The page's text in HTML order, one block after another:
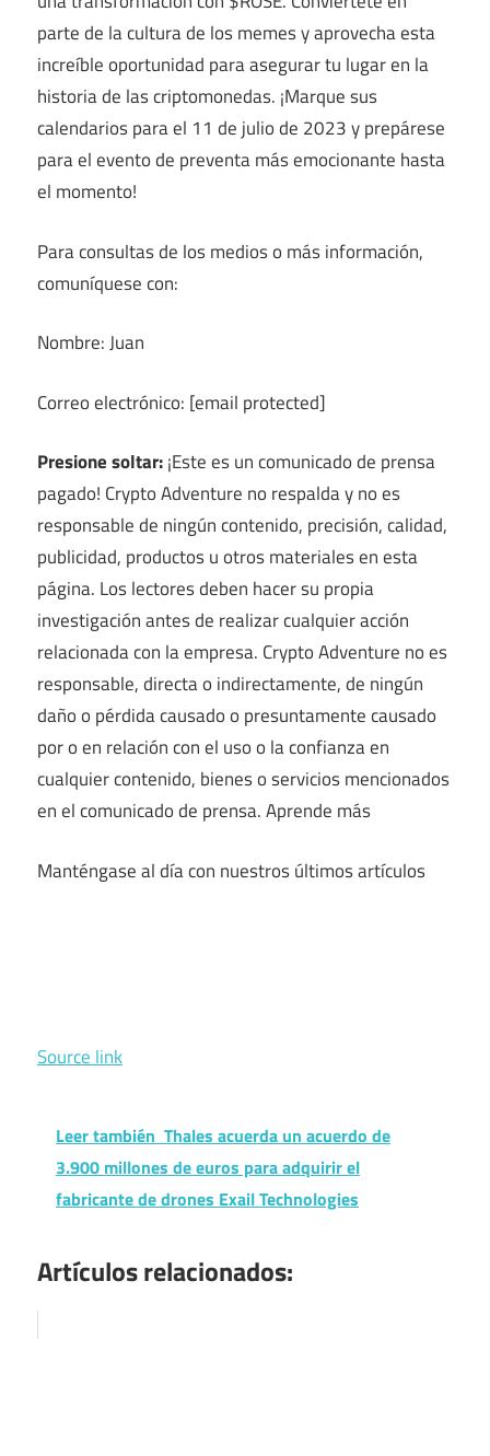
parte de la cultura de los memes y aprovecha esta
increíble oportunidad para asegurar tu lugar en la
historia de las criptomonedas. ¡Marque sus
calendarios para el 11 de julio de 2023 y prepárese
para el evento de preventa más emocionante hasta
el momento!
Para consultas de los medios o más información,
comuníquese con:
Nombre: Juan
Correo electrónico: [email protected]
Presione soltar:¡Este es un comunicado de prensa
pagado! Crypto Adventure no respalda y no es
responsable de ningún contenido, precisión, calidad,
publicidad, productos u otros materiales en esta
página. Los lectores deben hacer su propia
investigación antes de realizar cualquier acción
relacionada con la empresa. Crypto Adventure no es
responsable, directa o indirectamente, de ningún
daño o pérdida causado o presuntamente causado
por o en relación con el uso o la confianza en
cualquier contenido, bienes o servicios mencionados
en el comunicado de prensa. Aprende más
Manténgase al día con nuestros últimos artículos
Source link
Leer también Thales acuerda un acuerdo de
3.900 millones de euros para adquirir el
fabricante de drones Exail Technologies
Artículos relacionados: